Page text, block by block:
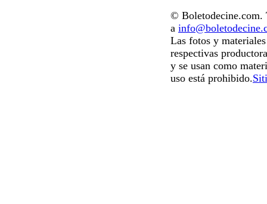
© Boletodecine.com.
a
Las fotos y
respectivas
y se usan como
uso está prohibido.